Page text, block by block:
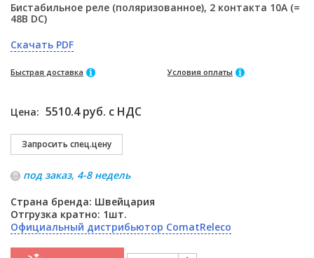
Бистабильное реле (поляризованное), 2 контакта 10A (=
48В DC)
Скачать PDF
Быстрая доставка Условия оплаты
Цена: 5510.4 руб. с НДС
под заказ, 4-8 недель
Страна бренда: Швейцария
Отгрузка кратно: 1шт.
Официальный дистрибьютор ComatReleco